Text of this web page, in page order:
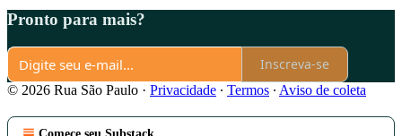
Pronto para mais?
Inscreva-se
© 2026 Rua São Paulo · Privacidade ∙ Termos ∙ Aviso de coleta